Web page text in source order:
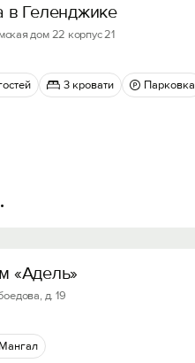
в Геленджике
дом 22 корпус 21
3 кровати Парковка
«Адель»
д. 19
Мангал